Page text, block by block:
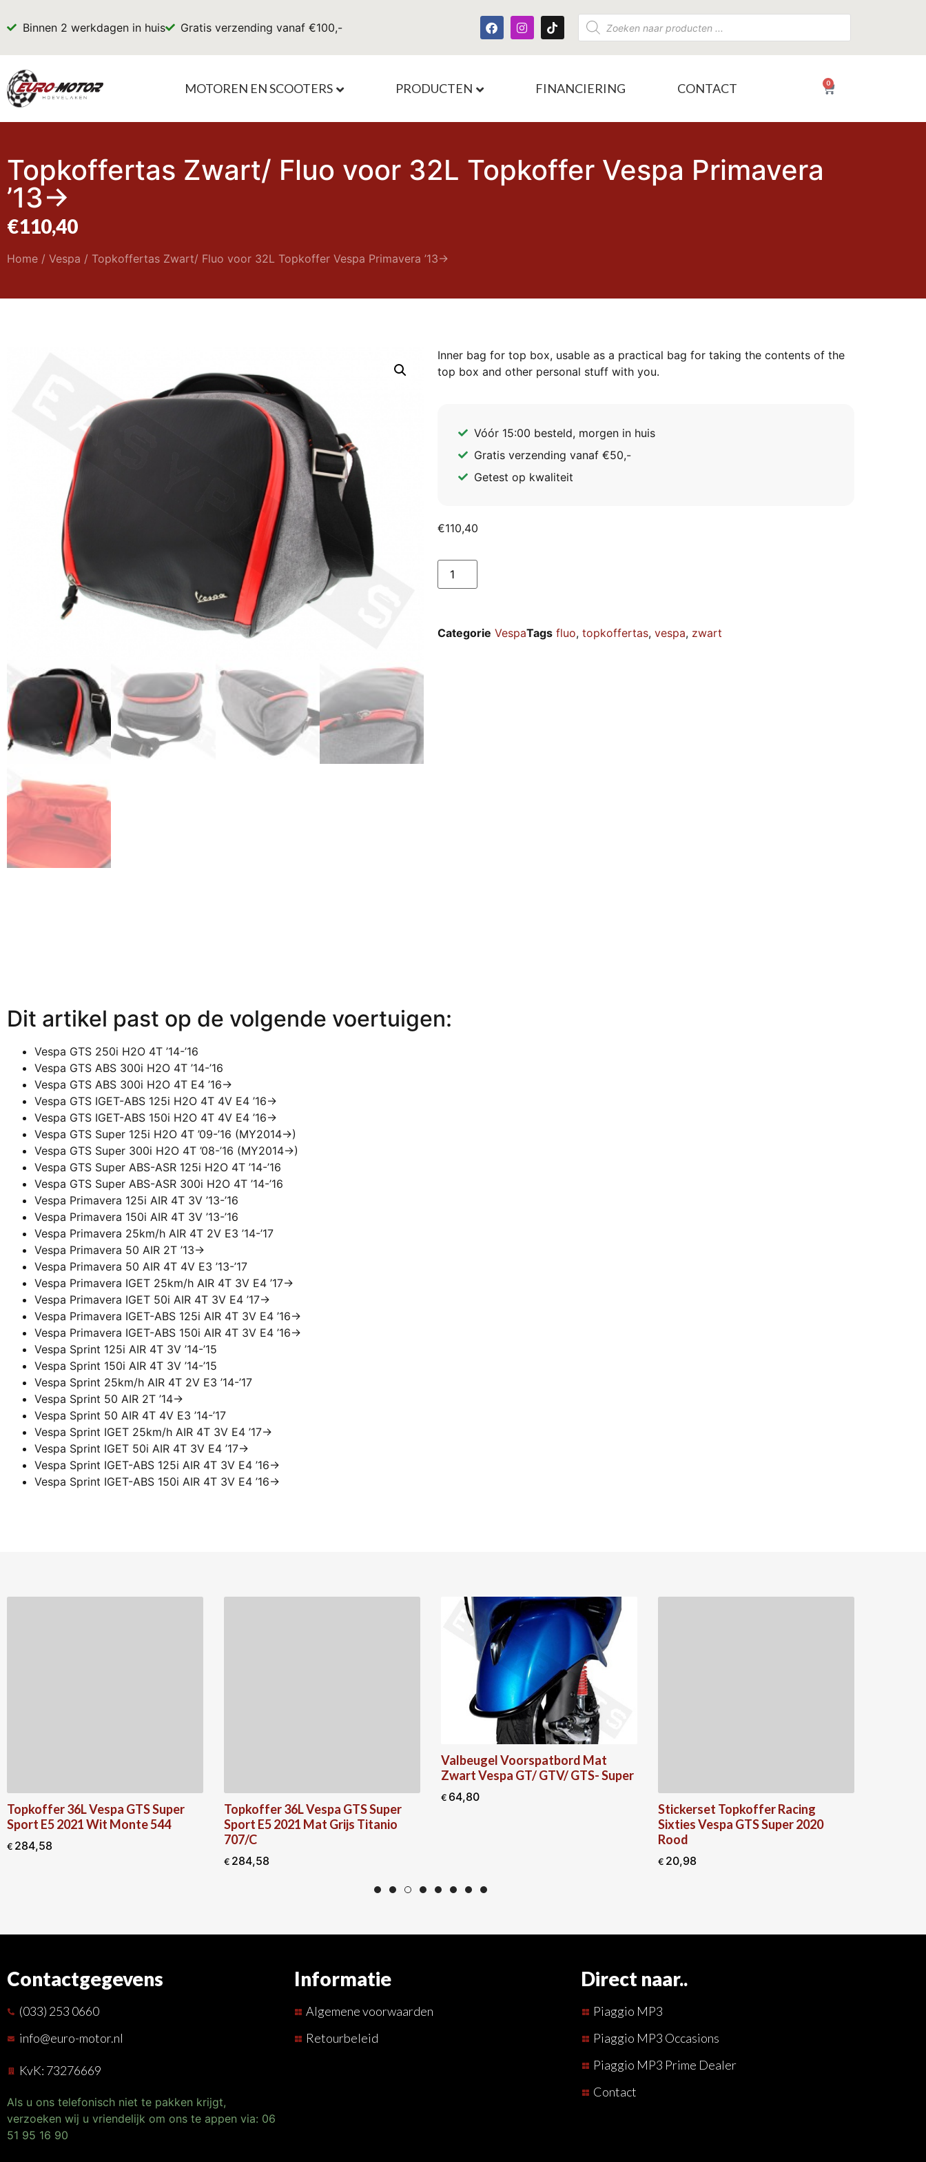
Binnen 2 werkdagen in huis Gratis verzending vanaf €100,-
MOTOREN EN SCOOTERS PRODUCTEN FINANCIERING CONTACT 0,00 0
Topkoffertas Zwart/ Fluo voor 32L Topkoffer Vespa Primavera
’13->
€110,40
Home / Vespa / Topkoffertas Zwart/ Fluo voor 32L Topkoffer Vespa Primavera ’13->
Inner bag for top box, usable as a practical bag for taking the contents of the
top box and other personal stuff with you.
Vóór 15:00 besteld, morgen in huis
Gratis verzending vanaf €50,-
Getest op kwaliteit
€110,40
Categorie VespaTags fluo, topkoffertas, vespa, zwart
Dit artikel past op de volgende voertuigen:
Vespa GTS 250i H2O 4T ’14-’16
Vespa GTS ABS 300i H2O 4T ’14-’16
Vespa GTS ABS 300i H2O 4T E4 ’16->
Vespa GTS IGET-ABS 125i H2O 4T 4V E4 ’16->
Vespa GTS IGET-ABS 150i H2O 4T 4V E4 ’16->
Vespa GTS Super 125i H2O 4T ’09-’16 (MY2014->)
Vespa GTS Super 300i H2O 4T ’08-’16 (MY2014->)
Vespa GTS Super ABS-ASR 125i H2O 4T ’14-’16
Vespa GTS Super ABS-ASR 300i H2O 4T ’14-’16
Vespa Primavera 125i AIR 4T 3V ’13-’16
Vespa Primavera 150i AIR 4T 3V ’13-’16
Vespa Primavera 25km/h AIR 4T 2V E3 ’14-’17
Vespa Primavera 50 AIR 2T ’13->
Vespa Primavera 50 AIR 4T 4V E3 ’13-’17
Vespa Primavera IGET 25km/h AIR 4T 3V E4 ’17->
Vespa Primavera IGET 50i AIR 4T 3V E4 ’17->
Vespa Primavera IGET-ABS 125i AIR 4T 3V E4 ’16->
Vespa Primavera IGET-ABS 150i AIR 4T 3V E4 ’16->
Vespa Sprint 125i AIR 4T 3V ’14-’15
Vespa Sprint 150i AIR 4T 3V ’14-’15
Vespa Sprint 25km/h AIR 4T 2V E3 ’14-’17
Vespa Sprint 50 AIR 2T ’14->
Vespa Sprint 50 AIR 4T 4V E3 ’14-’17
Vespa Sprint IGET 25km/h AIR 4T 3V E4 ’17->
Vespa Sprint IGET 50i AIR 4T 3V E4 ’17->
Vespa Sprint IGET-ABS 125i AIR 4T 3V E4 ’16->
Vespa Sprint IGET-ABS 150i AIR 4T 3V E4 ’16->
Topkoffer 36L Vespa GTS Super
Sport E5 2021 Wit Monte 544
€ 284,58
Topkoffer 36L Vespa GTS Super
Sport E5 2021 Mat Grijs Titanio
707/C
€ 284,58
Valbeugel Voorspatbord Mat
Zwart Vespa GT/ GTV/ GTS- Super
€ 64,80
Stickerset Topkoffer Racing
Sixties Vespa GTS Super 2020
Rood
€ 20,98
Contactgegevens
(033) 253 0660
info@euro-motor.nl
KvK: 73276669
Als u ons telefonisch niet te pakken krijgt,
verzoeken wij u vriendelijk om ons te appen via: 06
51 95 16 90
Informatie
Algemene voorwaarden
Retourbeleid
Direct naar..
Piaggio MP3
Piaggio MP3 Occasions
Piaggio MP3 Prime Dealer
Contact